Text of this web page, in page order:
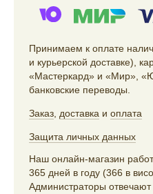
Принимаем к оплате
и курьерской доставке),
«Мастеркард» и «Мир»,
банковские переводы.
Заказ доставка и оплата
Защита личных данных
Наш онлайн-магазин
365 дней в году (366 в
Администраторы отвечают